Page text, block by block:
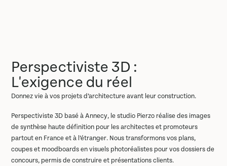
Perspectiviste 3D :
L'exigence du réel
Donnez vie à vos projets d’architecture avant leur construction.
Perspectiviste 3D basé à Annecy, le studio Pierzo réalise desimages
de synthèse haute définition pour les architectes et promoteurs
partout en France et à l’étranger. Nous transformons vos plans,
coupes et moodboards en visuels photoréalistes pour vosdossiers de
concours, permis de construire et présentations clients.